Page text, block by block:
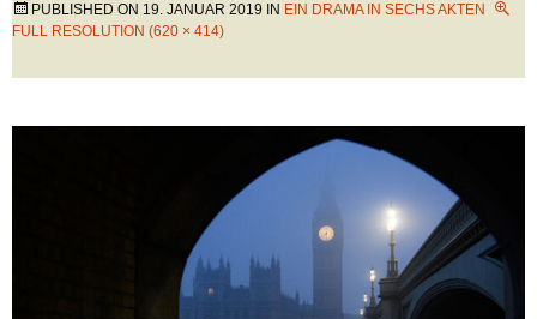
PUBLISHED ON 19. JANUAR 2019 IN EIN DRAMA IN SECHS AKTEN
FULL RESOLUTION (620 × 414)